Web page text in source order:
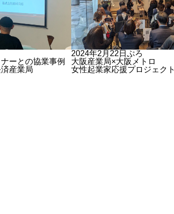
ーとの協業事例
産業局
2024年2月22日ぷろ
大阪産業局×大阪メトロ
女性起業家応援プロジェクト